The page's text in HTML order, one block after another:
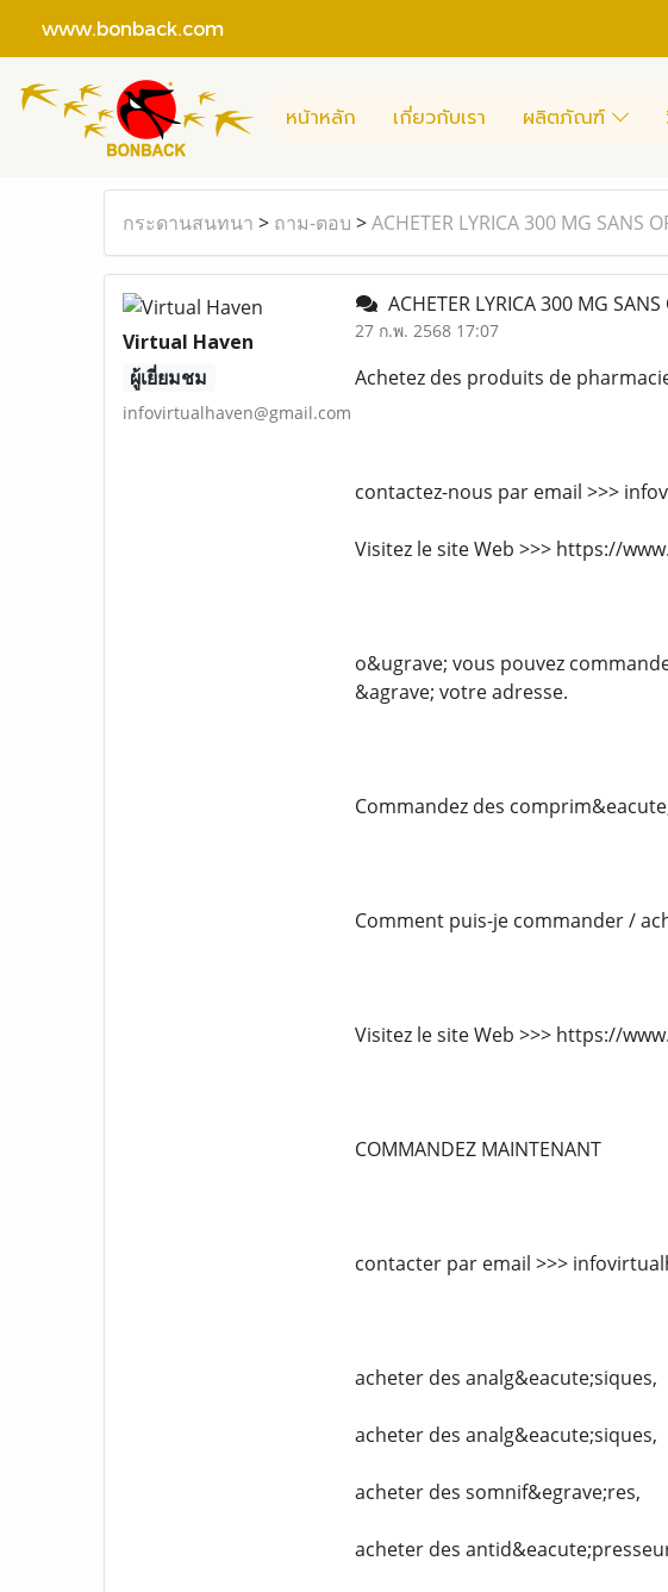
www.bonback.com
หน้าหลัก เกี่ยวกับเรา ผลิตภัณฑ์
กระดานสนทนา > ถาม-ตอบ >ACHETER LYRICA 300 MG SANS
Virtual Haven
ผู้เยี่ยมชม
infovirtualhaven@gmail.com
ACHETER LYRICA 300 MG
27 ก.พ. 2568 17:07
Achetez des produits de
contactez-nous par email >>>
Visitez le site Web >>> https://
o&ugrave; vous pouvez
&agrave; votre adresse.
Commandez des
Comment puis-je commander /
Visitez le site Web >>> https://
COMMANDEZ MAINTENANT
contacter par email >>>
acheter des analg&eacute;siques,
acheter des analg&eacute;siques,
acheter des somnif&egrave;res,
acheter des